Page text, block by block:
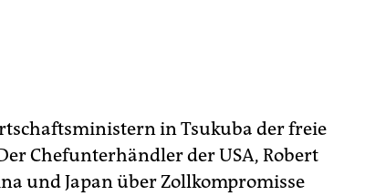
in Tsukuba der freie
Chefunterhändler der USA, Robert
und Japan über Zollkompromisse